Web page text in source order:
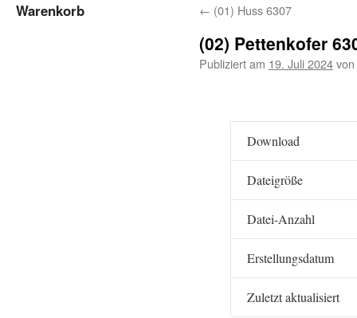
← (01) Huss 6307
(02) Pettenkofer
Publiziert am 19. Juli 2024von
Download
Dateigröße
Datei-Anzahl
Erstellungsdatum
Zuletzt aktualisiert
Warenkorb